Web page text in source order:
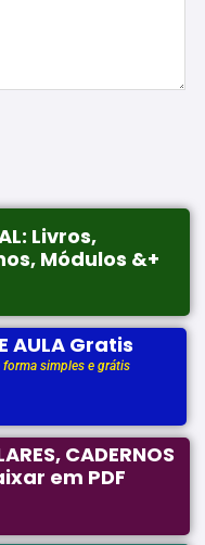
Livros,
Módulos &+
AULA Gratis
forma simples e grátis
CADERNOS
em PDF